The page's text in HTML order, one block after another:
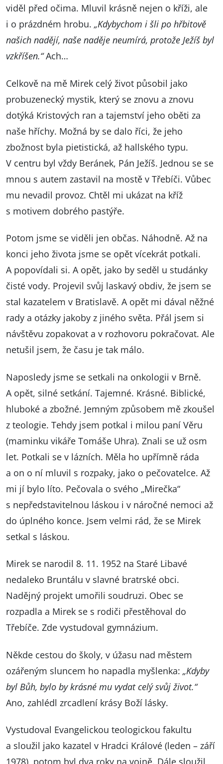
viděl před očima. Mluvil krásně nejen o kříži, ale
i o prázdném hrobu. „Kdybychom i šli po hřbitově
našich nadějí, naše naděje neumírá, protože Ježíš byl
vzkříšen.“Ach…
Celkově na mě Mirek celý život působil jako
probuzenecký mystik, který se znovu a znovu
dotýká Kristových ran a tajemství jeho oběti za
naše hříchy. Možná by se dalo říci, že jeho
zbožnost byla pietistická, až hallského typu.
V centru byl vždy Beránek, Pán Ježíš. Jednou se se
mnou s autem zastavil na mostě v Třebíči. Vůbec
mu nevadil provoz. Chtěl mi ukázat na kříž
s motivem dobrého pastýře.
Potom jsme se viděli jen občas. Náhodně. Až na
konci jeho života jsme se opět vícekrát potkali.
A popovídali si. A opět, jako by seděl u studánky
čisté vody. Projevil svůj laskavý obdiv, že jsem se
stal kazatelem v Bratislavě. A opět mi dával něžné
rady a otázky jakoby z jiného světa. Přál jsem si
návštěvu zopakovat a v rozhovoru pokračovat. Ale
netušil jsem, že času je tak málo.
Naposledy jsme se setkali na onkologii v Brně.
A opět, silné setkání. Tajemné. Krásné. Biblické,
hluboké a zbožné. Jemným způsobem mě zkoušel
z teologie. Tehdy jsem potkal i milou paní Věru
(maminku vikáře Tomáše Uhra). Znali se už osm
let. Potkali se v lázních. Měla ho upřímně ráda
a on o ní mluvil s rozpaky, jako o pečovatelce. Až
mi jí bylo líto. Pečovala o svého „Mirečka“
s nepředstavitelnou láskou i v náročné nemoci až
do úplného konce. Jsem velmi rád, že se Mirek
setkal s láskou.
Mirek se narodil 8. 11. 1952 na Staré Libavé
nedaleko Bruntálu v slavné bratrské obci.
Nadějný projekt umořili soudruzi. Obec se
rozpadla a Mirek se s rodiči přestěhoval do
Třebíče. Zde vystudoval gymnázium.
Někde cestou do školy, v úžasu nad městem
ozářeným sluncem ho napadla myšlenka: „Kdyby
byl Bůh, bylo by krásné mu vydat celý svůj život.“
Ano, zahlédl zrcadlení krásy Boží lásky.
Vystudoval Evangelickou teologickou fakultu
a sloužil jako kazatel v Hradci Králové (leden – září